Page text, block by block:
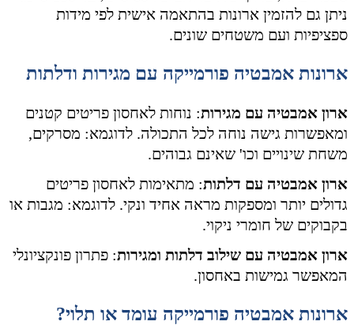
ניתן גם להזמין ארונות בהתאמה אישית לפי מידות
ספציפיות ועם משטחים שונים.
ארונות אמבטיה פורמייקה עם מגירות ודלתות
ארון אמבטיה עם מגירות: נוחות לאחסון פריטים קטנים
ומאפשרות גישה נוחה לכל התכולה. לדוגמא: מסרקים,
משחת שינויים וכו' שאינם גבוהים.
ארון אמבטיה עם דלתות: מתאימות לאחסון פריטים
גדולים יותר ומספקות מראה אחיד ונקי. לדוגמא: מגבות או
בקבוקים של חומרי ניקוי.
ארון אמבטיה עם שילוב דלתות ומגירות: פתרון פונקציונלי
המאפשר גמישות באחסון.
ארונות אמבטיה פורמייקה עומד או תלוי?